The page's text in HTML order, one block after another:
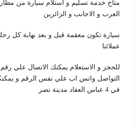
متاح خدمة تسليم و استلام سيارة من مطار
العرب و الاجانب و الزائرين
سيارة تكون معقمة قبل و بعد نهاية كل
عملائنا
التواصل واتس اب علي نفس الرقم و
في 4 عباس العقاد مدينة نصر